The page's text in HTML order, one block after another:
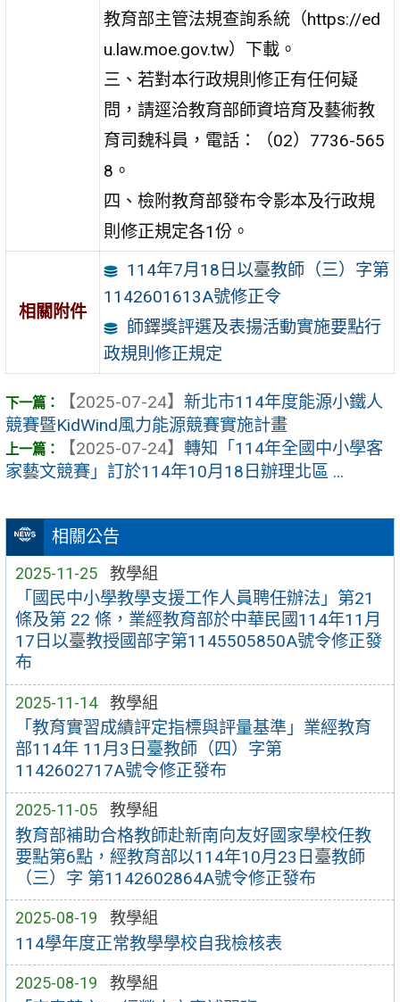
相關公告
2025-11-25 教學組
「國民中小學教學支援工作人員聘任辦法」第21
條及第 22 條，業經教育部於中華民國114年11月
17日以臺教授國部字第1145505850A號令修正發
布
2025-11-14 教學組
「教育實習成績評定指標與評量基準」業經教育
部114年 11月3日臺教師（四）字第
1142602717A號令修正發布
2025-11-05 教學組
教育部補助合格教師赴新南向友好國家學校任教
要點第6點，經教育部以114年10月23日臺教師
（三）字 第1142602864A號令修正發布
2025-08-19 教學組
114學年度正常教學學校自我檢核表
2025-08-19 教學組
教育部主管法規查詢系統（https://ed
u.law.moe.gov.tw）下載。
三、若對本行政規則修正有任何疑
問，請逕洽教育部師資培育及藝術教
育司魏科員，電話：（02）7736-565
8。
四、檢附教育部發布令影本及行政規
則修正規定各1份。
相關附件
114年7月18日以臺教師（三）字第
1142601613A號修正令
師鐸獎評選及表揚活動實施要點行
政規則修正規定
【2025-07-24】 新北市114年度能源小鐵人
競賽暨KidWind風力能源競賽實施計畫
【2025-07-24】 轉知「114年全國中小學客
家藝文競賽」訂於114年10月18日辦理北區 ...